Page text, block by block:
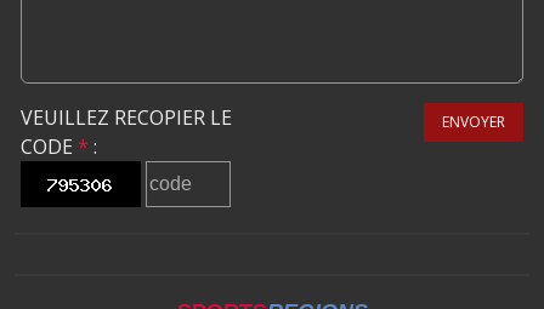
VEUILLEZ RECOPIER LE
CODE * :
ENVOYER